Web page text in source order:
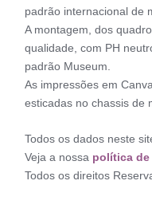
padrão internacional de
A montagem, dos
qualidade, com PH
padrão Museum.
As impressões em
esticadas no chassis de
Todos os dados neste
Veja a nossa política de
Todos os direitos